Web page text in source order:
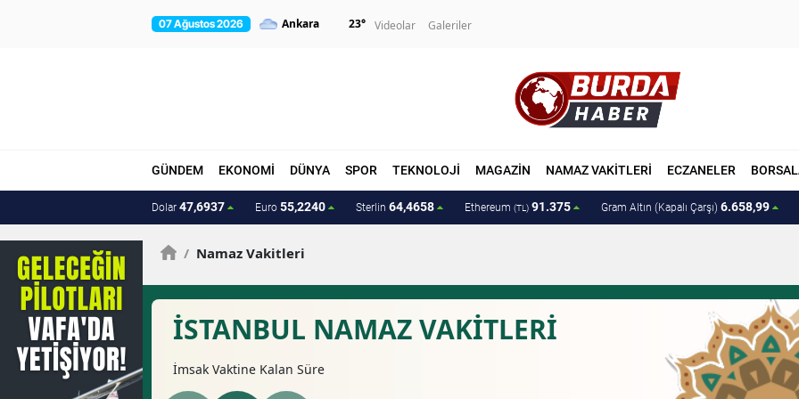
07 Ağustos 2026 23° Videolar Galeriler
GÜNDEM EKONOMİ DÜNYA SPOR TEKNOLOJİ MAGAZİN NAMAZ VAKİTLERİ ECZANELER
Dolar 47,6937 Euro 55,2240 Sterlin 64,4658 Ethereum (TL) 91.375 Gram Altın (Kapalı Çarşı) 6.658,99
/ Namaz Vakitleri
İSTANBUL NAMAZ VAKİTLERİ
İmsak Vaktine Kalan Süre